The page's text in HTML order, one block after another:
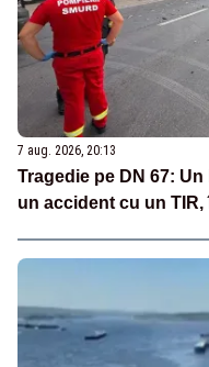
7 aug. 2026, 20:13
Tragedie pe DN 67:
un accident cu un TIR,